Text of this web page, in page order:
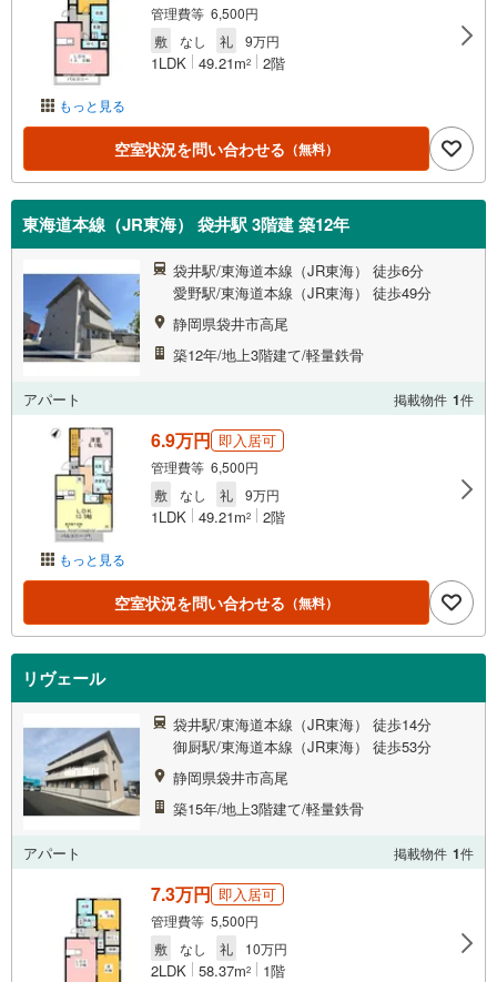
もっと見る
管理費等 6,500円
敷
なし 礼 9万円
1LDK 49.21m2 2階
空室状況を問い合わせる （無料）
東海道本線（JR東海） 袋井駅 3階建 築12年
袋井駅/東海道本線（JR東海） 徒歩6分
愛野駅/東海道本線（JR東海） 徒歩49分
静岡県袋井市高尾
築12年/地上3階建て/軽量鉄骨
アパート 掲載物件 1件
もっと見る
6.9万円 即入居可
管理費等 6,500円
敷
なし 礼 9万円
1LDK 49.21m2 2階
空室状況を問い合わせる （無料）
リヴェール
袋井駅/東海道本線（JR東海） 徒歩14分
御厨駅/東海道本線（JR東海） 徒歩53分
静岡県袋井市高尾
築15年/地上3階建て/軽量鉄骨
アパート 掲載物件 1件
7.3万円 即入居可
管理費等 5,500円
敷
なし 礼 10万円
2LDK 58.37m2 1階